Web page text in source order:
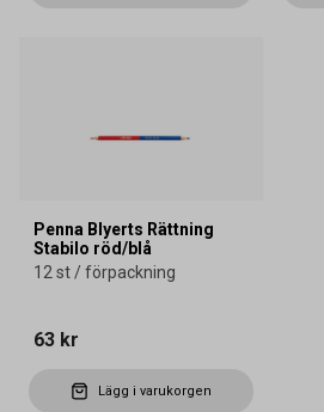
Penna Blyerts Rättning
Stabilo röd/blå
12 st / förpackning
63 kr
Lägg i varukorgen